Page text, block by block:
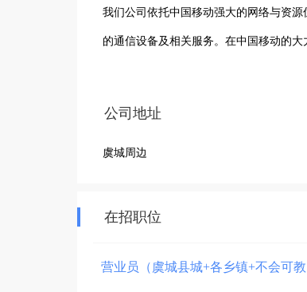
我们公司依托中国移动强大的网络与资
的通信设备及相关服务。在中国移动的
需求。我们始终秉持着诚信、专业、创
力。
公司地址
虞城周边
在招职位
营业员（虞城县城+各乡镇+不会可教